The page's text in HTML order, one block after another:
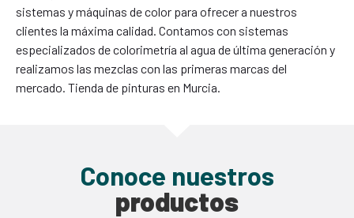
sistemas y máquinas de color para ofrecer a nuestros
clientes la máxima calidad. Contamos con sistemas
especializados de colorimetría al agua de última generación y
realizamos las mezclas con las primeras marcas del
mercado. Tienda de pinturas en Murcia.
Conoce nuestros
productos